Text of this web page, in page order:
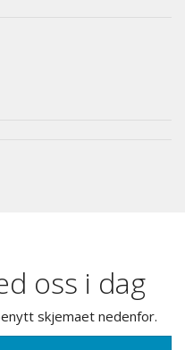
oss i dag
skjemaet nedenfor.